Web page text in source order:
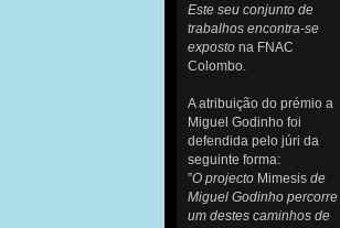
Este seu conjunto de
trabalhos encontra-se
exposto na FNAC
Colombo.
A atribuição do prémio a
Miguel Godinho foi
defendida pelo júri da
seguinte forma:
”O projecto Mimesis de
Miguel Godinho percorre
um destes caminhos de